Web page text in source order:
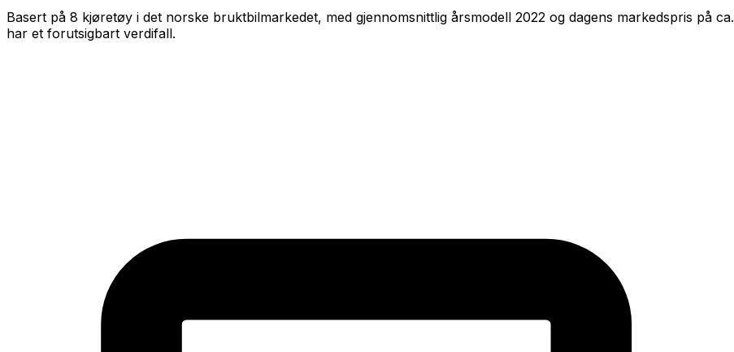
Basert på 8 kjøretøy i det norske bruktbilmarkedet, med gjennomsnittlig årsmodell 2022 og dagens markedspris på ca.
har et forutsigbart verdifall.